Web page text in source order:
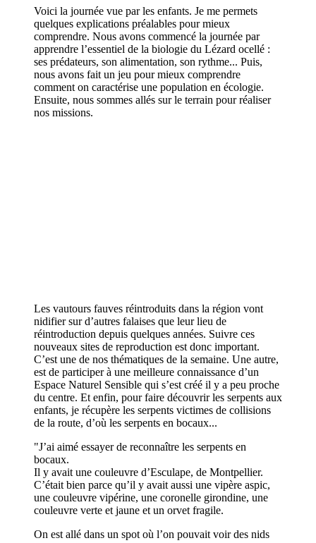
Voici la journée vue par les enfants. Je me permets
quelques explications préalables pour mieux
comprendre. Nous avons commencé la journée par
apprendre l’essentiel de la biologie du Lézard ocellé :
ses prédateurs, son alimentation, son rythme... Puis,
nous avons fait un jeu pour mieux comprendre
comment on caractérise une population en écologie.
Ensuite, nous sommes allés sur le terrain pour réaliser
nos missions.
Les vautours fauves réintroduits dans la région vont
nidifier sur d’autres falaises que leur lieu de
réintroduction depuis quelques années. Suivre ces
nouveaux sites de reproduction est donc important.
C’est une de nos thématiques de la semaine. Une autre,
est de participer à une meilleure connaissance d’un
Espace Naturel Sensible qui s’est créé il y a peu proche
du centre. Et enfin, pour faire découvrir les serpents aux
enfants, je récupère les serpents victimes de collisions
de la route, d’où les serpents en bocaux...
"J’ai aimé essayer de reconnaître les serpents en
bocaux.
Il y avait une couleuvre d’Esculape, de Montpellier.
C’était bien parce qu’il y avait aussi une vipère aspic,
une couleuvre vipérine, une coronelle girondine, une
couleuvre verte et jaune et un orvet fragile.
On est allé dans un spot où l’on pouvait voir des nids